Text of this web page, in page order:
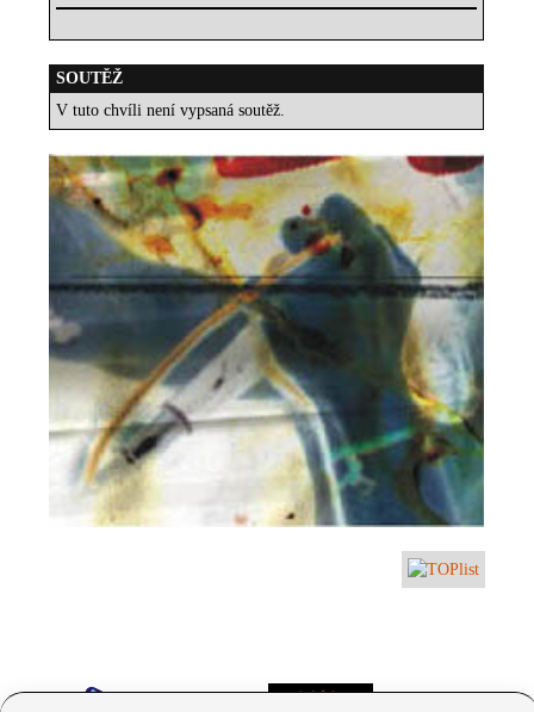
SOUTĚŽ
V tuto chvíli není vypsaná soutěž.